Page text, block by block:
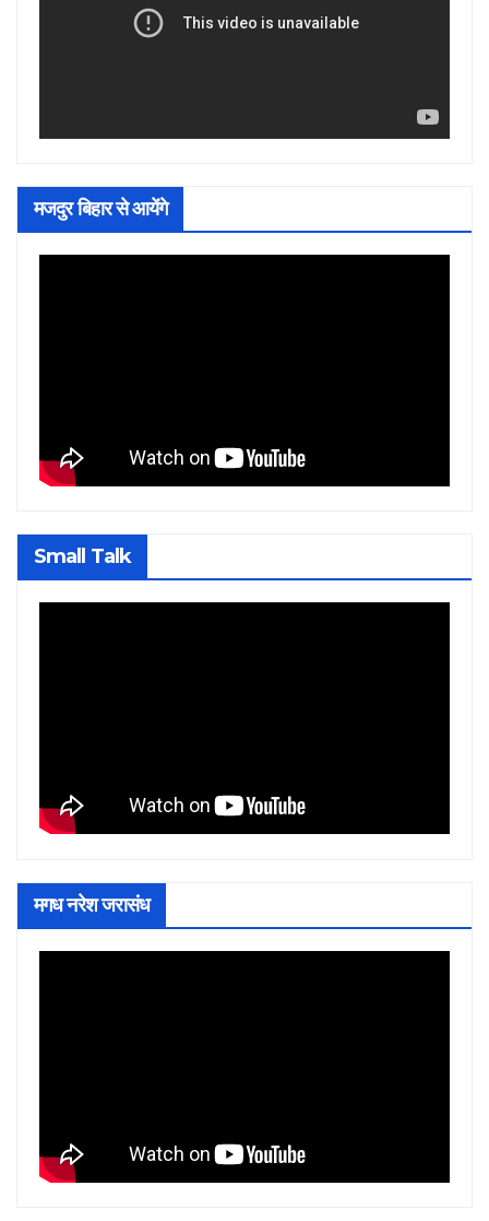
मजदुर बिहार से आयेंगे
Small Talk
मगध नरेश जरासंध